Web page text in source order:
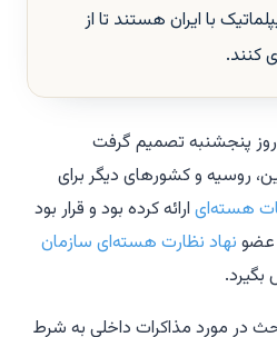
با ایران هستند تا از
کنند.
پنجشنبه تصمیم گرفت
روسیه و کشورهای دیگر برای
هسته‌ای ارائه کرده بود و قرار بود
عضو نهاد نظارت هسته‌ای سازمان
در مورد مذاکرات داخلی به شرط